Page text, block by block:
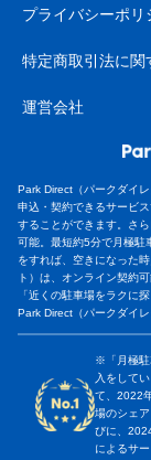
プライバシーポリ
特定商取引法に関
運営会社
Park Direct（パークダイ
申込・契約できるサービ
することができます。さ
可能。最短約5分で月極駐
をすれば、空きになった
ト）は、オンライン契約
「近くの駐車場をラクに
Park Direct（パークダイ
※「月極駐
入をして
て、2022
場のシェ
びに、
によるサ